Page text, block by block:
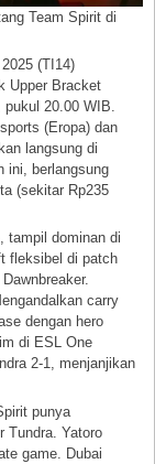
Team Spirit di
(TI14)
Upper Bracket
20.00 WIB.
(Eropa) dan
langsung di
ini, berlangsung
(sekitar Rp235
tampil dominan di
fleksibel di patch
carry
dengan hero
di ESL One
2-1, menjanjikan
punya
Tundra. Yatoro
game. Dubai